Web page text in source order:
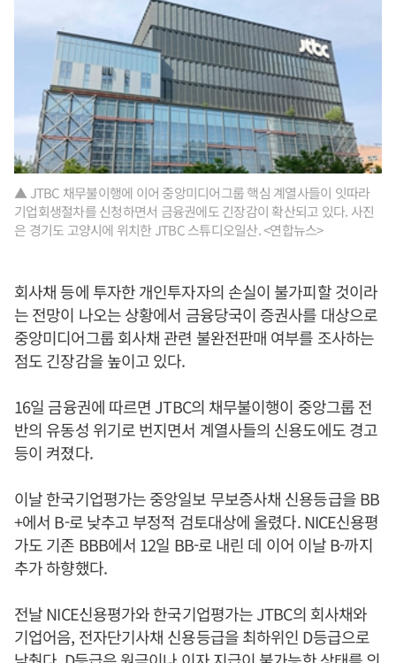
▲ JTBC 채무불이행에 이어 중앙미디어그룹 핵심 계열사들이 잇따라
기업회생절차를 신청하면서 금융권에도 긴장감이 확산되고 있다. 사진
은 경기도 고양시에 위치한 JTBC 스튜디오일산. <연합뉴스>
회사채 등에 투자한 개인투자자의 손실이 불가피할 것이라
는 전망이 나오는 상황에서 금융당국이 증권사를 대상으로
중앙미디어그룹 회사채 관련 불완전판매 여부를 조사하는
점도 긴장감을 높이고 있다.
16일 금융권에 따르면 JTBC의 채무불이행이 중앙그룹 전
반의 유동성 위기로 번지면서 계열사들의 신용도에도 경고
등이 켜졌다.
이날 한국기업평가는 중앙일보 무보증사채 신용등급을 BB
+에서 B-로 낮추고 부정적 검토대상에 올렸다. NICE신용평
가도 기존 BBB에서 12일 BB-로 내린 데 이어 이날 B-까지
추가 하향했다.
전날 NICE신용평가와 한국기업평가는 JTBC의 회사채와
기업어음, 전자단기사채 신용등급을 최하위인 D등급으로